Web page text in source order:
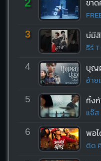
2 ขา
3 บ่มี
ธีร์
4 บุญ
อ้า
5 ทิ้ง
แจ๊
6 พอ
ดิด